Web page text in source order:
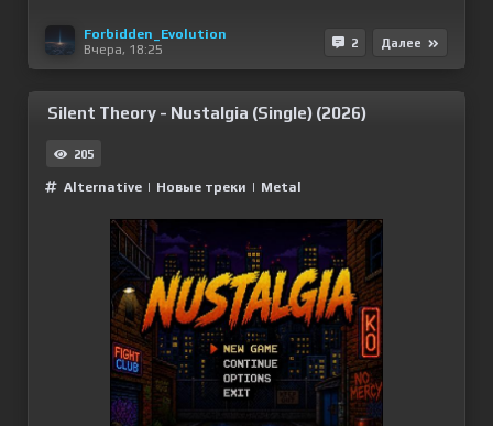
Forbidden_Evolution
Вчера, 18:25
2 Далее
Silent Theory - Nustalgia (Single) (2026)
205
Alternative | Новые треки | Metal